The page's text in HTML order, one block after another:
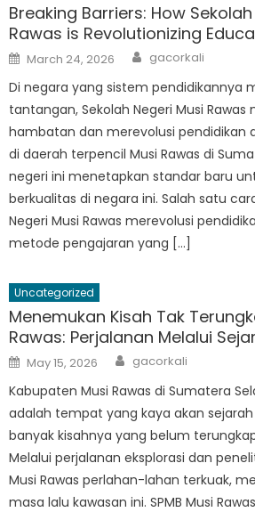
Breaking Barriers: How
Rawas is Revolutionizing
Posted
on
March 24, 2026 Author
gacorkali
Di negara yang sistem pendidikannya
tantangan, Sekolah Negeri Musi Rawas
hambatan dan merevolusi pendidikan
di daerah terpencil Musi Rawas di
negeri ini menetapkan standar baru
berkualitas di negara ini. Salah satu
Negeri Musi Rawas merevolusi
metode pengajaran yang […]
Uncategorized
Menemukan Kisah Tak
Rawas: Perjalanan Melalui
Posted
on
May 15, 2026 Author
gacorkali
Kabupaten Musi Rawas di Sumatera
adalah tempat yang kaya akan
banyak kisahnya yang belum
Melalui perjalanan eksplorasi dan
Musi Rawas perlahan-lahan terkuak,
masa lalu kawasan ini. SPMB Musi